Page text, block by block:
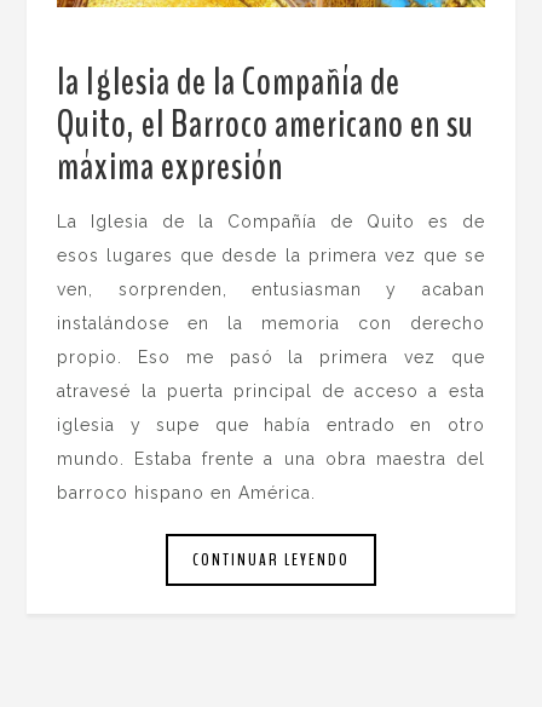
la Iglesia de la Compañía de
Quito, el Barroco americano en su
máxima expresión
La Iglesia de la Compañía de Quito es de
esos lugares que desde la primera vez que se
ven, sorprenden, entusiasman y acaban
instalándose en la memoria con derecho
propio. Eso me pasó la primera vez que
atravesé la puerta principal de acceso a esta
iglesia y supe que había entrado en otro
mundo. Estaba frente a una obra maestra del
barroco hispano en América.
CONTINUAR LEYENDO